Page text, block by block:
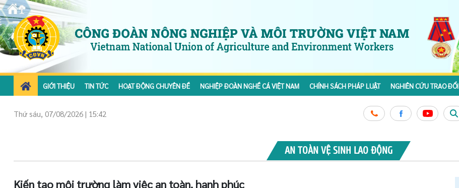
GIỚI THIỆU TIN TỨC HOẠT ĐỘNG CHUYÊN ĐỀ NGHIỆP ĐOÀN NGHỀ CÁ VIỆT NAM CHÍNH SÁCH PHÁP LUẬT NGHIÊN CỨU TRAO ĐỔI
Thứ sáu, 07/08/2026 | 15:42
AN TOÀN VỆ SINH LAO ĐỘNG
Kiến tạo môi trường làm việc an toàn, hạnh phúc